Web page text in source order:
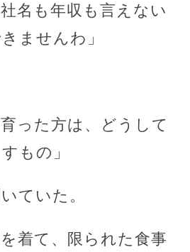
社名も年収も言えない
ませんわ」
育った方は、どうして
もの」
ていた。
着て、限られた食事